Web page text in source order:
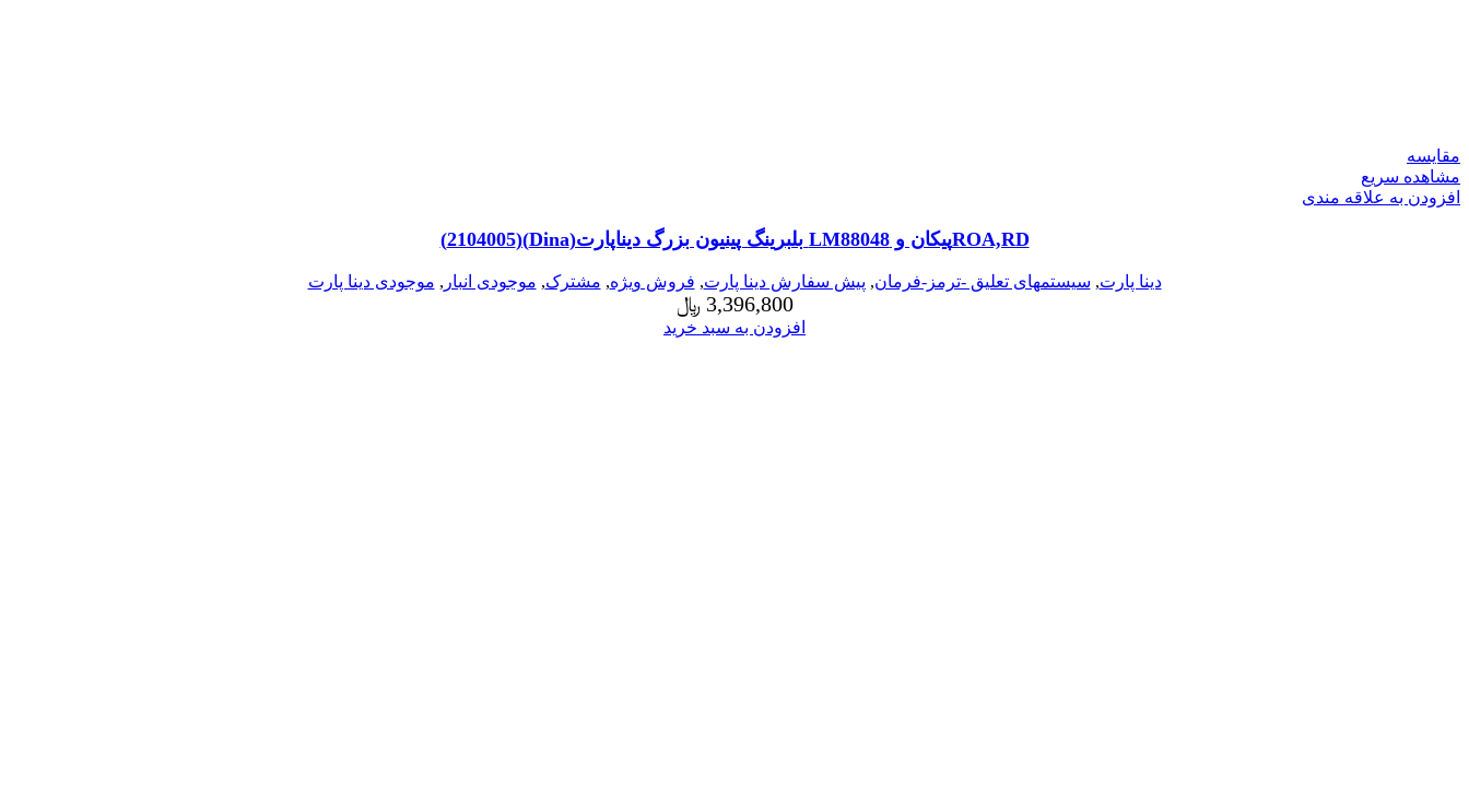
مقایسه
مشاهده سریع
افزودن به علاقه مندی
ROA,RDپیکان و LM88048 بلبرینگ پینیون بزرگ دیناپارت(Dina)(2104005)
دینا پارت, سیستمهای تعلیق -ترمز-فرمان, پیش سفارش دینا پارت, فروش ویژه, مشترک, موجودی انبار , موجودی دینا پارت
3,396,800 ﷼
افزودن به سبد خرید